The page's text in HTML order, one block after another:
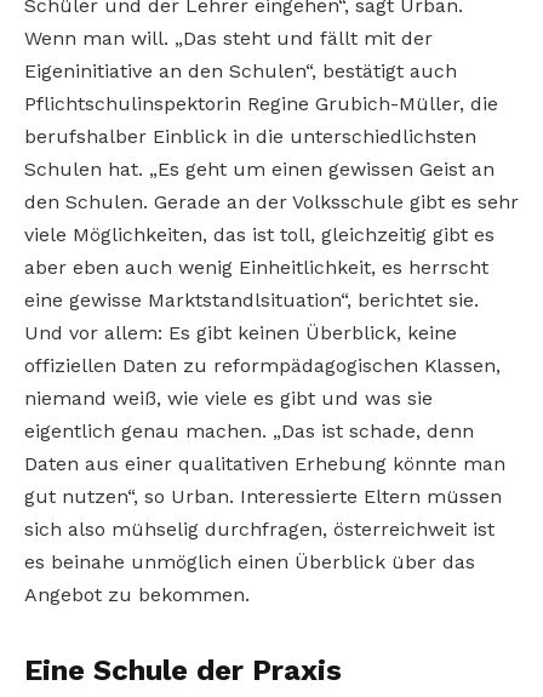
Schüler und der Lehrer eingehen“, sagt Urban.
Wenn man will. „Das steht und fällt mit der
Eigeninitiative an den Schulen“, bestätigt auch
Pflichtschulinspektorin Regine Grubich-Müller, die
berufshalber Einblick in die unterschiedlichsten
Schulen hat. „Es geht um einen gewissen Geist an
den Schulen. Gerade an der Volksschule gibt es sehr
viele Möglichkeiten, das ist toll, gleichzeitig gibt es
aber eben auch wenig Einheitlichkeit, es herrscht
eine gewisse Marktstandlsituation“, berichtet sie.
Und vor allem: Es gibt keinen Überblick, keine
offiziellen Daten zu reformpädagogischen Klassen,
niemand weiß, wie viele es gibt und was sie
eigentlich genau machen. „Das ist schade, denn
Daten aus einer qualitativen Erhebung könnte man
gut nutzen“, so Urban. Interessierte Eltern müssen
sich also mühselig durchfragen, österreichweit ist
es beinahe unmöglich einen Überblick über das
Angebot zu bekommen.
Eine Schule der Praxis